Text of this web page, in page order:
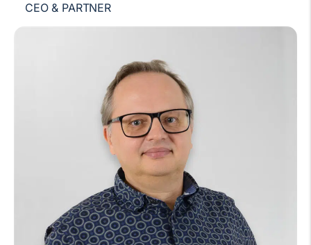
CEO & PARTNER